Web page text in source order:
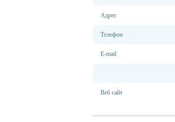
Адрес
Телефон
E-mail
Веб сайт